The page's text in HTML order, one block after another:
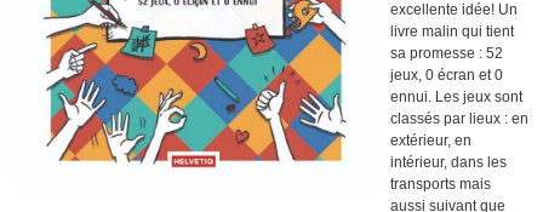
excellente idée! Un
livre malin qui tient
sa promesse : 52
jeux, 0 écran et 0
ennui. Les jeux sont
classés par lieux : en
extérieur, en
intérieur, dans les
transports mais
aussi suivant que